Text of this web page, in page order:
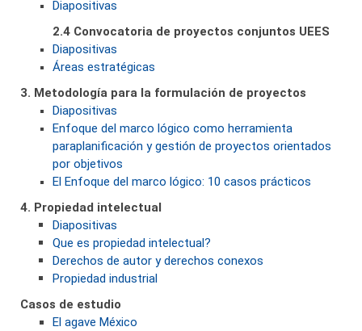
Diapositivas
2.4 Convocatoria de proyectos conjuntos UEES
Diapositivas
Áreas estratégicas
3. Metodología para la formulación de proyectos
Diapositivas
Enfoque del marco lógico como herramienta
paraplanificación y gestión de proyectos orientados
por objetivos
El Enfoque del marco lógico: 10 casos prácticos
4. Propiedad intelectual
Diapositivas
Que es propiedad intelectual?
Derechos de autor y derechos conexos
Propiedad industrial
Casos de estudio
El agave México